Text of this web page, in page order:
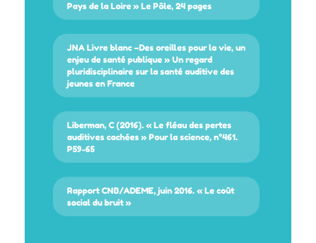
Pays de la Loire » Le Pôle, 24 pages
JNA Livre blanc –Des oreilles pour la vie, un
enjeu de santé publique » Un regard
pluridisciplinaire sur la santé auditive des
jeunes en France
Liberman, C (2016). « Le fléau des pertes
auditives cachées » Pour la science, n°461.
P59-65
Rapport CNB/ADEME, juin 2016. « Le coût
social du bruit »